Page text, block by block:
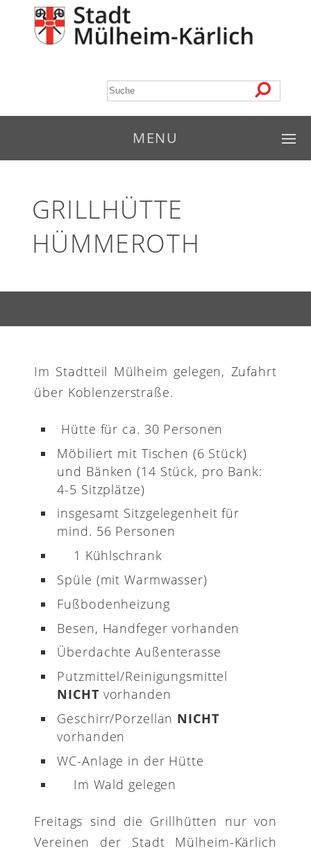
MENU
GRILLHÜTTE
HÜMMEROTH
Im Stadtteil Mülheim gelegen, Zufahrt
über Koblenzerstraße.
Hütte für ca. 30 Personen
Möbiliert mit Tischen (6 Stück)
und Bänken (14 Stück, pro Bank:
4-5 Sitzplätze)
insgesamt Sitzgelegenheit für
mind. 56 Personen
1 Kühlschrank
Spüle (mit Warmwasser)
Fußbodenheizung
Besen, Handfeger vorhanden
Überdachte Außenterasse
Putzmittel/Reinigungsmittel
NICHT vorhanden
Geschirr/Porzellan NICHT
vorhanden
WC-Anlage in der Hütte
Im Wald gelegen
Freitags sind die Grillhütten nur von
Vereinen der Stadt Mülheim-Kärlich